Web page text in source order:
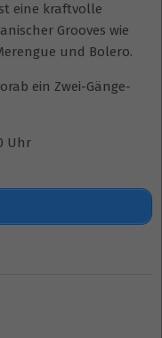
eine kraftvolle
Grooves wie
und Bolero.
ein Zwei-Gänge-
Uhr